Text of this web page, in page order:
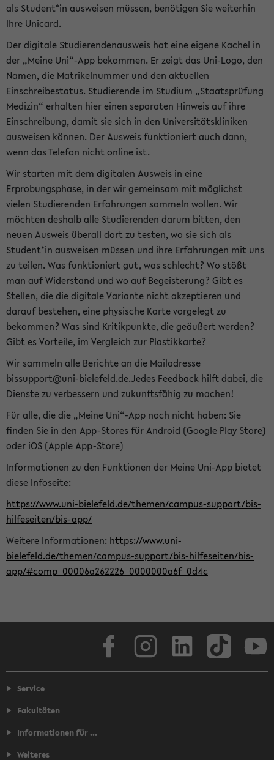
als Student*in ausweisen müssen, benötigen Sie weiterhin
Ihre Unicard.
Der digitale Studierendenausweis hat eine eigene Kachel in
der „Meine Uni“-App bekommen. Er zeigt das Uni-Logo, den
Namen, die Matrikelnummer und den aktuellen
Einschreibestatus. Studierende im Studium „Staatsprüfung
Medizin“ erhalten hier einen separaten Hinweis auf ihre
Einschreibung, damit sie sich in den Universitätskliniken
ausweisen können. Der Ausweis funktioniert auch dann,
wenn das Telefon nicht online ist.
Wir starten mit dem digitalen Ausweis in eine
Erprobungsphase, in der wir gemeinsam mit möglichst
vielen Studierenden Erfahrungen sammeln wollen. Wir
möchten deshalb alle Studierenden darum bitten, den
neuen Ausweis überall dort zu testen, wo sie sich als
Student*in ausweisen müssen und ihre Erfahrungen mit uns
zu teilen. Was funktioniert gut, was schlecht? Wo stößt
man auf Widerstand und wo auf Begeisterung? Gibt es
Stellen, die die digitale Variante nicht akzeptieren und
darauf bestehen, eine physische Karte vorgelegt zu
bekommen? Was sind Kritikpunkte, die geäußert werden?
Gibt es Vorteile, im Vergleich zur Plastikkarte?
Wir sammeln alle Berichte an die Mailadresse
bissupport@uni-bielefeld.de.Jedes Feedback hilft dabei, die
Dienste zu verbessern und zukunftsfähig zu machen!
Für alle, die die „Meine Uni“-App noch nicht haben: Sie
finden Sie in den App-Stores für Android (Google Play Store)
oder iOS (Apple App-Store)
Informationen zu den Funktionen der Meine Uni-App bietet
diese Infoseite:
https://www.uni-bielefeld.de/themen/campus-support/bis-
hilfeseiten/bis-app/
Weitere Informationen: https://www.uni-
bielefeld.de/themen/campus-support/bis-hilfeseiten/bis-
app/#comp_00006a262226_0000000a6f_0d4c
Service
Fakultäten
Informationen für ...
Weiteres